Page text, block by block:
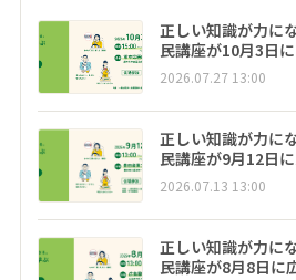
正しい知識が力に
民講座が10月3日
2026.07.27 13:00
正しい知識が力に
民講座が9月12日
2026.07.13 13:00
正しい知識が力に
民講座が8月8日に